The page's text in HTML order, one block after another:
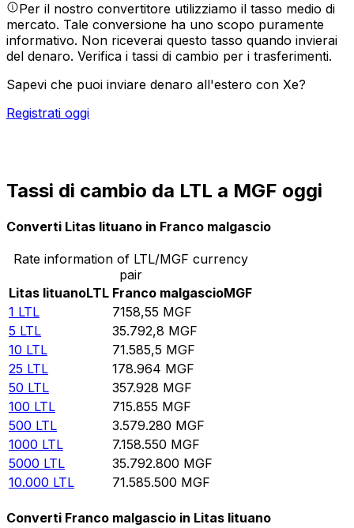
Per il nostro convertitore utilizziamo il tasso medio di
mercato. Tale conversione ha uno scopo puramente
informativo. Non riceverai questo tasso quando invierai
del denaro. Verifica i tassi di cambio per i trasferimenti.
Sapevi che puoi inviare denaro all'estero con Xe?
Registrati oggi
Tassi di cambio da LTL a MGF oggi
Converti Litas lituano in Franco malgascio
Rate information of LTL/MGF currency
pair
Litas lituanoLTL Franco malgascioMGF
1 LTL 7158,55 MGF
5 LTL 35.792,8 MGF
10 LTL 71.585,5 MGF
25 LTL 178.964 MGF
50 LTL 357.928 MGF
100 LTL 715.855 MGF
500 LTL 3.579.280 MGF
1000 LTL 7.158.550 MGF
5000 LTL 35.792.800 MGF
10.000 LTL 71.585.500 MGF
Converti Franco malgascio in Litas lituano